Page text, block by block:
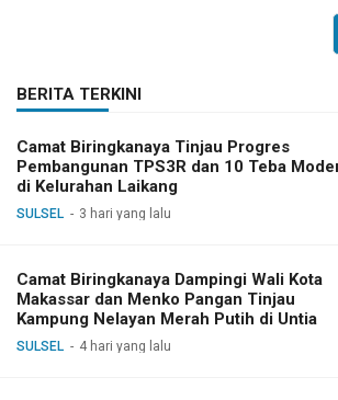
BERITA TERKINI
Camat Biringkanaya Tinjau Progres
Pembangunan TPS3R dan 10 Teba
di Kelurahan Laikang
SULSEL 3 hari yang lalu
Camat Biringkanaya Dampingi Wali Kota
Makassar dan Menko Pangan Tinjau
Kampung Nelayan Merah Putih di Untia
SULSEL 4 hari yang lalu